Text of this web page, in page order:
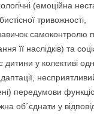
(емоційна
тривожності,
самоконтролю
її наслідків) та
дитини у колективі
передумови
об´єднати у